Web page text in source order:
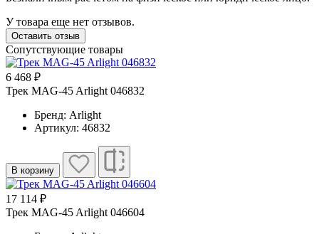
У товара еще нет отзывов.
Оставить отзыв
Сопутствующие товары
6 468 ₽
Трек MAG-45 Arlight 046832
Бренд: Arlight
Артикул: 46832
В корзину
17 114 ₽
Трек MAG-45 Arlight 046604